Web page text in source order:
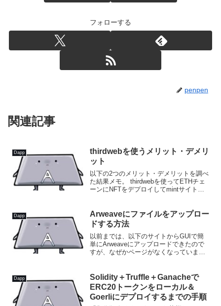
フォローする
penpen
関連記事
Dapp
thirdwebを使うメリット・デメリ
ット
以下の2つのメリット・デメリットを調べ
た結果メモ。 thirdwebを使ってETHチェ
ーンにNFTをデプロイしてmintサイトを
論から結論からいうと、...
Dapp
Arweaveにファイルをアップロー
ドする方法
以前までは、以下のサイトからGUIで簡
単にArweaveにアップロードできたので
すが、なぜかページがなくなっていまし
す。（GUIツールは自分が探した限り他
に見つからなかっ...
Dapp
Solidity＋Truffle＋Ganacheで
ERC20トークンをローカル＆
Goerliにデプロイするまでの手順